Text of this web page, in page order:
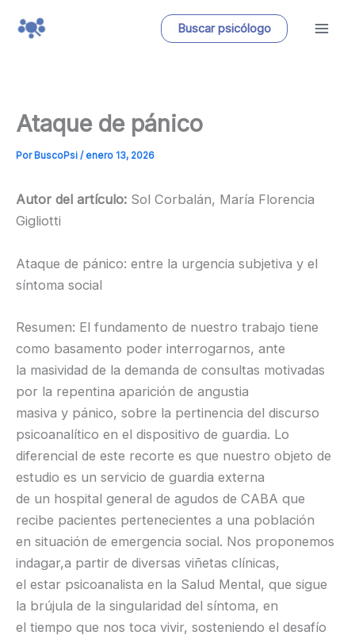
Buscar psicólogo
Ataque de pánico
Por BuscoPsi / enero 13, 2026
Autor del artículo: Sol Corbalán, María Florencia
Gigliotti
Ataque de pánico: entre la urgencia subjetiva y el
síntoma social
Resumen: El fundamento de nuestro trabajo tiene
como basamento poder interrogarnos, ante
la masividad de la demanda de consultas motivadas
por la repentina aparición de angustia
masiva y pánico, sobre la pertinencia del discurso
psicoanalítico en el dispositivo de guardia. Lo
diferencial de este recorte es que nuestro objeto de
estudio es un servicio de guardia externa
de un hospital general de agudos de CABA que
recibe pacientes pertenecientes a una población
en situación de emergencia social. Nos proponemos
indagar,a partir de diversas viñetas clínicas,
el estar psicoanalista en la Salud Mental, que sigue
la brújula de la singularidad del síntoma, en
el tiempo que nos toca vivir, sosteniendo el desafío